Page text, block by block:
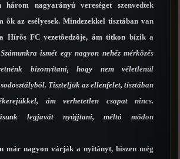
három nagyarányú vereséget szenvedtek
õk az esélyesek. Mindezekkel tisztában van
Hírõs FC vezetõedzõje, ám titkon bízik a
ismét egy nagyon nehéz mérkõzés
bizonyítani, hogy nem véletlenül
Tiszteljük az ellenfelet, tisztában
ám verhetetlen csapat nincs.
legjavát nyújjtani, méltó módon
már nagyon várják a nyitányt, hiszen még